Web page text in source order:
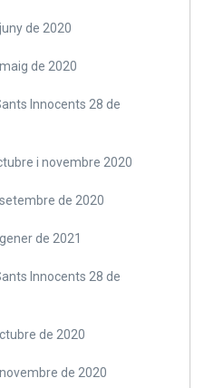
de 2020
de 2020
Innocents 28 de
i novembre 2020
de 2020
de 2021
Innocents 28 de
de 2020
de 2020